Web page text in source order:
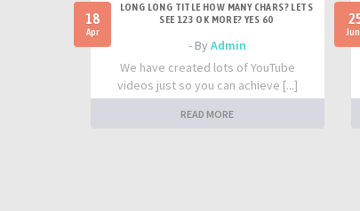
18
Apr
LONG LONG TITLE HOW MANY CHARS? LETS
SEE 123 OK MORE? YES 60
- ByAdmin
We have created lots of YouTube
videos just so you can achieve [...]
READ MORE